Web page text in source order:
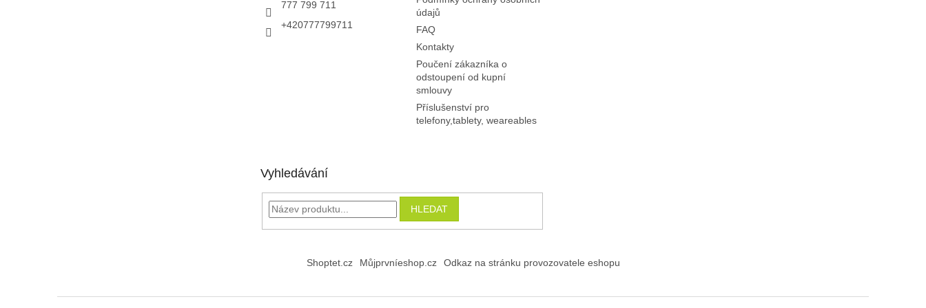
777 799 711
+420777799711
údajů
FAQ
Kontakty
Poučení zákazníka o
odstoupení od kupní
smlouvy
Příslušenství pro
telefony,tablety, weareables
Vyhledávání
HLEDAT
Shoptet.cz Můjprvníeshop.cz Odkaz na stránku provozovatele eshopu